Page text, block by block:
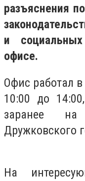
разъяснения
и
офисе.
Офис работал в
10:00 до
заранее на
Дружковского
На